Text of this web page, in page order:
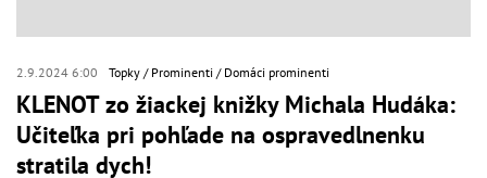
2.9.2024 6:00 Topky Prominenti Domáci prominenti
KLENOT zo žiackej knižky Michala Hudáka:
Učiteľka pri pohľade na ospravedlnenku
stratila dych!